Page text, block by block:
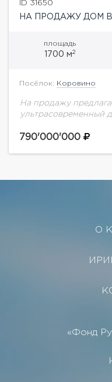
ID 31650
НА ПРОДАЖУ ДОМ
площадь
1700 м2
Посёлок: Коровино
На продажу
ультрасовременный
гостиная с камином,
790'000'000
О
«Фонд